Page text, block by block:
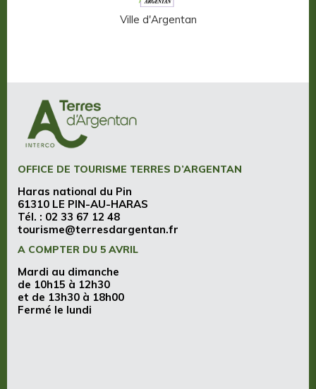
Ville d'Argentan
OFFICE DE TOURISME TERRES D’ARGENTAN
Haras national du Pin
61310 LE PIN-AU-HARAS
Tél. : 02 33 67 12 48
tourisme@terresdargentan.fr
A COMPTER DU 5 AVRIL
Mardi au dimanche
de 10h15 à 12h30
et de 13h30 à 18h00
Fermé le lundi